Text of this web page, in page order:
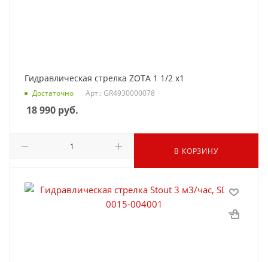
Гидравлическая стрелка ZOTA 1 1/2 x1
Достаточно Арт.: GR4930000078
18 990 руб.
В КОРЗИНУ